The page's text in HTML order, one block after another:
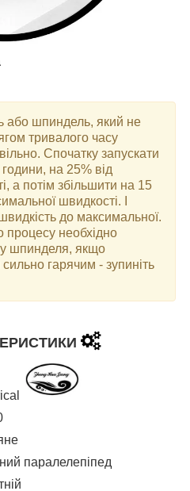
або шпиндель, який не
тривалого часу
Спочатку запускати
на 25% від
а потім збільшити на 15
швидкості. І
до максимальної.
процесу необхідно
шпинделя, якщо
гарячим - зупиніть
паралелепіпед